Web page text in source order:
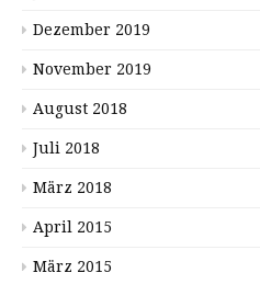
Dezember 2019
November 2019
August 2018
Juli 2018
März 2018
April 2015
März 2015